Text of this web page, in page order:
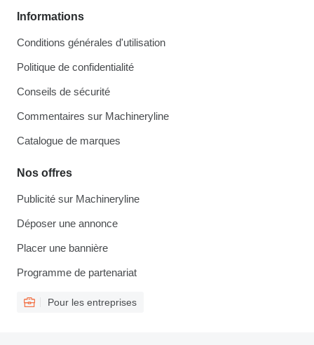
Informations
Conditions générales d'utilisation
Politique de confidentialité
Conseils de sécurité
Commentaires sur Machineryline
Catalogue de marques
Nos offres
Publicité sur Machineryline
Déposer une annonce
Placer une bannière
Programme de partenariat
Pour les entreprises